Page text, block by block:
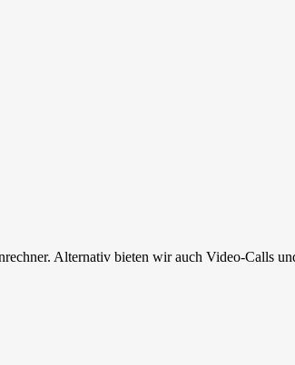
Alternativ bieten wir auch Video-Calls